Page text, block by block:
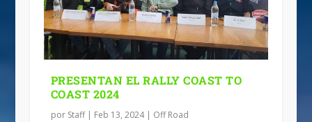
INTERNATIONAL GS TROPHY 2020
QUALIFIER MÉXICO
IMÁGENES, NACIONAL DE ENDURO,
JALCOMULCO
PRESENTAN EL RALLY COAST TO
COAST 2024
por Staff| Feb 13, 2024| Off Road